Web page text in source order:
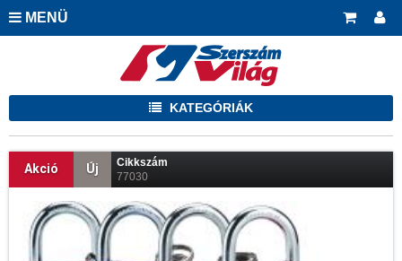
MENÜ
KATEGÓRIÁK
Akció Új
Cikkszám
77030